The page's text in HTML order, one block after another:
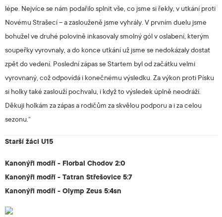
lépe. Nejvíce se nám podařilo splnit vše, co jsme si řekly, v utkání proti
Novému Strašecí – a zaslouženě jsme vyhrály. V prvním duelu jsme
bohužel ve druhé polovině inkasovaly smolný gól v oslabení, kterým
soupeřky vyrovnaly, a do konce utkání už jsme se nedokázaly dostat
zpět do vedení. Poslední zápas se Startem byl od začátku velmi
vyrovnaný, což odpovídá i konečnému výsledku. Za výkon proti Písku
si holky také zaslouží pochvalu, i když to výsledek úplně neodráží.
Děkuji holkám za zápas a rodičům za skvělou podporu a i za celou
sezonu.“
Starší žáci U15
Kanonýři modří - Florbal Chodov 2:0
Kanonýři modří - Tatran Střešovice 5:7
Kanonýři modří - Olymp Zeus 5:4sn